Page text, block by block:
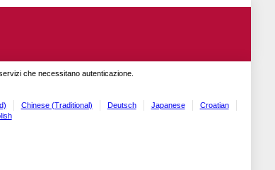
che necessitano autenticazione.
Chinese (Traditional) Deutsch Japanese
Croatian